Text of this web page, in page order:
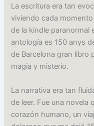
La escritura era tan
viviendo cada
de la kindle paranormal
antología es 150 anys
de Barcelona gran libro
magia y misterio.
La narrativa era tan
de leer. Fue una novela
corazón humano, un